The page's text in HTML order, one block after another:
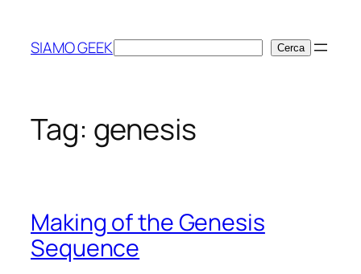
contenuto
SIAMO GEEKCerca Cerca
Tag: genesis
Making of the Genesis
Sequence